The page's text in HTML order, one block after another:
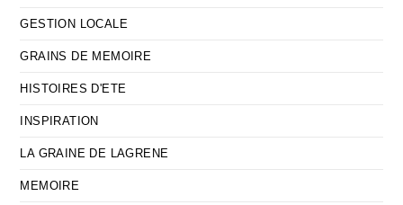
GESTION LOCALE
GRAINS DE MEMOIRE
HISTOIRES D'ETE
INSPIRATION
LA GRAINE DE LAGRENE
MEMOIRE